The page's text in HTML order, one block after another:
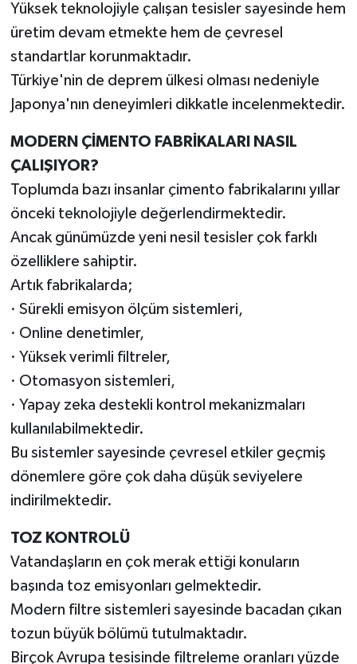
Yüksek teknolojiyle çalışan tesisler sayesinde hem
üretim devam etmekte hem de çevresel
standartlar korunmaktadır.
Türkiye'nin de deprem ülkesi olması nedeniyle
Japonya'nın deneyimleri dikkatle incelenmektedir.
MODERN ÇİMENTO FABRİKALARI NASIL
ÇALIŞIYOR?
Toplumda bazı insanlar çimento fabrikalarını yıllar
önceki teknolojiyle değerlendirmektedir.
Ancak günümüzde yeni nesil tesisler çok farklı
özelliklere sahiptir.
Artık fabrikalarda;
· Sürekli emisyon ölçüm sistemleri,
· Online denetimler,
· Yüksek verimli filtreler,
· Otomasyon sistemleri,
· Yapay zeka destekli kontrol mekanizmaları
kullanılabilmektedir.
Bu sistemler sayesinde çevresel etkiler geçmiş
dönemlere göre çok daha düşük seviyelere
indirilmektedir.
TOZ KONTROLÜ
Vatandaşların en çok merak ettiği konuların
başında toz emisyonları gelmektedir.
Modern filtre sistemleri sayesinde bacadan çıkan
tozun büyük bölümü tutulmaktadır.
Birçok Avrupa tesisinde filtreleme oranları yüzde